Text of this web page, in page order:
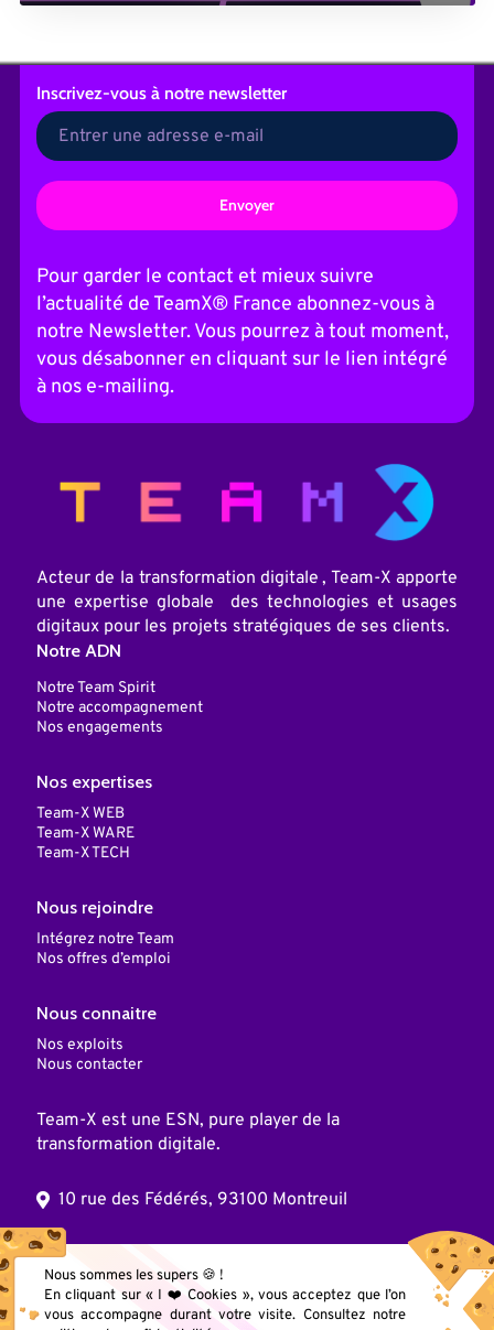
Inscrivez-vousà notre newsletter
t
e
r
n
t
i
v
Pour garder le contact et mieux suivre
l’actualité de TeamX® France abonnez-vous à
notre Newsletter. Vous pourrez à tout moment,
vous désabonner en cliquant sur le lien intégré
à nos e-mailing.
Acteur de la transformation digitale , Team-X apporte
une expertise globale des technologies et usages
digitaux pour les projets stratégiques de ses clients.
Notre ADN
Notre Team Spirit
Notre accompagnement
Nos engagements
Nos expertises
Team-X WEB
Team-X WARE
Team-X TECH
Nous rejoindre
Intégrez notre Team
Nos offres d’emploi
Nous connaitre
Nos exploits
Nous contacter
Team-X est une ESN, pure player de la
transformation digitale.
10 rue des Fédérés, 93100 Montreuil
© 2025 Team X, Inc. Tous droits réservés
Nous sommes les supers 🍪 !
En cliquant sur « I ❤️ Cookies », vous acceptez que l’on
vous accompagne durant votre visite. Consultez notre